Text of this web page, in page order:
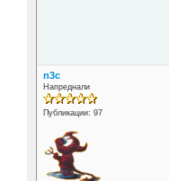
n3c
Напреднали
Публикации: 97